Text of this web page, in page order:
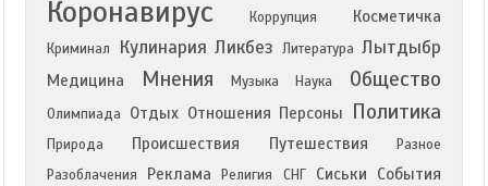
Коронавирус Коррупция Косметичка
Криминал Кулинария Ликбез Литература Лытдыбр
Медицина Мнения Музыка Наука Общество
Олимпиада Отдых Отношения Персоны Политика
Природа Происшествия Путешествия
Разное
Разоблачения
Реклама Религия СНГ Сиськи
События